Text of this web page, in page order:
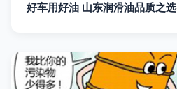
好车用好油 山东润滑油品质之选